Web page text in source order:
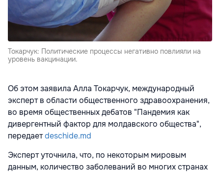
Токарчук: Политические процессы негативно повлияли на
уровень вакцинации.
Об этом заявила Алла Токарчук, международный
эксперт в области общественного здравоохранения,
во время общественных дебатов "Пандемия как
дивергентный фактор для молдавского общества",
передаетdeschide.md
Эксперт уточнила, что, по некоторым мировым
данным, количество заболеваний во многих странах